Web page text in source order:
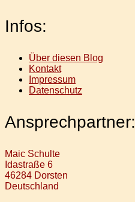
Infos:
Über diesen Blog
Kontakt
Impressum
Datenschutz
Ansprechpartner:
Maic Schulte
Idastraße 6
46284 Dorsten
Deutschland